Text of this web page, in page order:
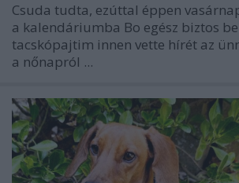
Csuda tudta, ezúttal éppen
a kalendáriumba Bo egész biztos
tacskópajtim innen vette hírét az
a nőnapról ...